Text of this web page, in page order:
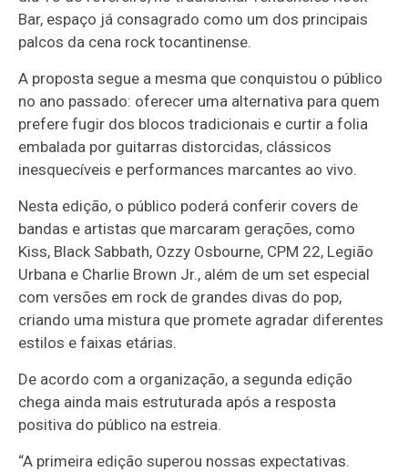
Bar, espaço já consagrado como um dos principais
palcos da cena rock tocantinense.
A proposta segue a mesma que conquistou o público
no ano passado: oferecer uma alternativa para quem
prefere fugir dos blocos tradicionais e curtir a folia
embalada por guitarras distorcidas, clássicos
inesquecíveis e performances marcantes ao vivo.
Nesta edição, o público poderá conferir covers de
bandas e artistas que marcaram gerações, como
Kiss, Black Sabbath, Ozzy Osbourne, CPM 22, Legião
Urbana e Charlie Brown Jr., além de um set especial
com versões em rock de grandes divas do pop,
criando uma mistura que promete agradar diferentes
estilos e faixas etárias.
De acordo com a organização, a segunda edição
chega ainda mais estruturada após a resposta
positiva do público na estreia.
“A primeira edição superou nossas expectativas.